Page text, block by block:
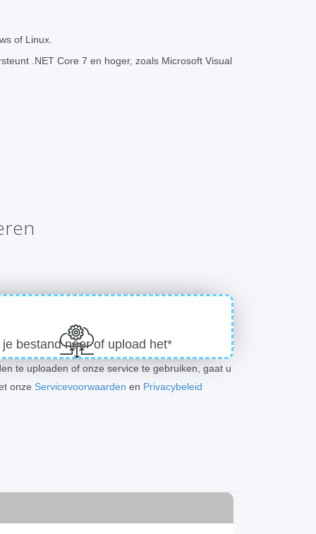
of Linux.
.NET Core 7 en hoger, zoals Microsoft Visual
je bestand neer of upload het*
te uploaden of onze service te gebruiken, gaat u
onze Servicevoorwaarden en Privacybeleid